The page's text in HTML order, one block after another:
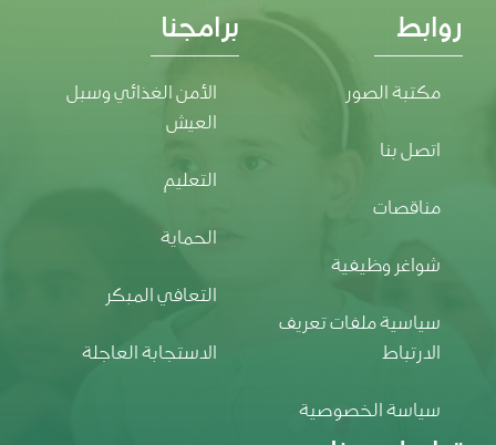
مكتبة الصور
اتصل بنا
مناقصات
شواغر وظيفية
سياسية ملفات تعريف
سياسة الخصوصية
الأمن الغذائي وسبل
التعليم
الحماية
التعافي المبكر
الاستجابة العاجلة
تواصل معنا